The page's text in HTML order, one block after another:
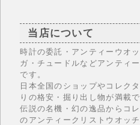
当店について
時計の委託・アンティーウオ
ガ・チュードルなどアンティ
です。
日本全国のショップやコレク
りの格安・掘り出し物が満載で
伝説の名機・幻の逸品からコ
のアンティークリストウオッ